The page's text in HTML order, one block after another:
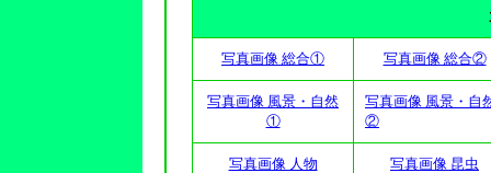
写真画像 総合① 写真画像 総合②
写真画像 風景・自然
①
写真画像 風景・自
②
写真画像 人物 写真画像 昆虫